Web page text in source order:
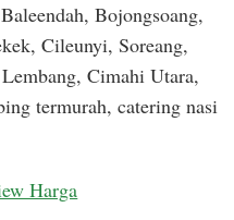
Bojongsoang,
Cileunyi, Soreang,
Cimahi Utara,
termurah, catering nasi
Harga